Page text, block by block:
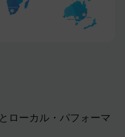
ローカル・パフォーマ